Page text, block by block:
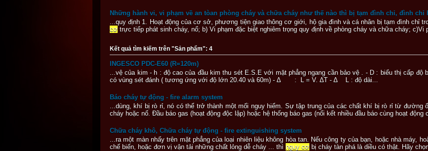
Những hành vi, vi phạm về an tòan phòng cháy và chữa cháy như thế nào thì bị tạm đình chỉ, đình chỉ
...quy định 1. Hoạt động của cơ sở, phương tiện giao thông cơ giới, hộ gia đình và cá nhân bị tạm đình chỉ
cơ trực tiếp phát sinh cháy, nổ; b) Vi phạm đặc biệt nghiêm trọng quy định về phòng cháy và chữa cháy; c)Vi
Kết quả tìm kiếm trên "Sản phẩm": 4
INGESCO PDC-E60 (R=120m)
...vệ của kim - h : độ cao của đầu kim thu sét E.S.E với mặt phẳng ngang cần bảo vệ . - D : biểu thị cấp
có vùng sét đánh ( tương ứng với độ lớn 20.40 và 60m) - ∆ : L = V. ∆T - ∆ L : độ dài...
Báo cháy tự động - fire alarm system
...dùng, khí bị rò rỉ, nó có thể trở thành một mối nguy hiểm. Sự tập trung của các chất khí bị rò rỉ từ đường
cháy hoặc nổ. Đầu báo gas (hoạt động độc lập) hoặc hệ thống báo gas (nối kết nhiều đầu báo cùng hoạt động
Chữa cháy khô, Chữa cháy tự động - fire extinguishing system
...ra một màn nhấy trên mặt phẳng của loại nhiên liệu không hòa tan. Nếu công ty của bạn, hoặc nhà máy,
chế biến, hoặc đơn vị vận tải những chất lỏng dễ cháy ... thì nguy cơ bị cháy tàn phá là diều có thật. Hãy